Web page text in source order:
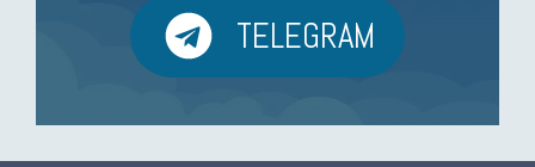
ist. Egal, ob Sie eine Familie sind, die einen neuen pelzigen Freund
sucht, eine alleinstehende Person, die einen treuen Begleiter […]
Read more...
TELEGRAM